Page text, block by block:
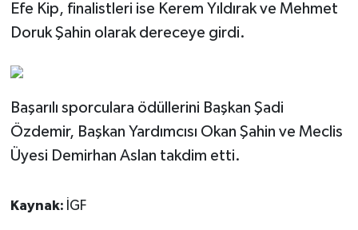
Efe Kip, finalistleri ise Kerem Yıldırak ve Mehmet
Doruk Şahin olarak dereceye girdi.
Başarılı sporculara ödüllerini Başkan Şadi
Özdemir, Başkan Yardımcısı Okan Şahin ve Meclis
Üyesi Demirhan Aslan takdim etti.
Kaynak: İGF